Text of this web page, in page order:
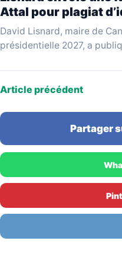
Attal pour plagiat
David Lisnard, maire de
présidentielle 2027, a
Article précédent
Partager